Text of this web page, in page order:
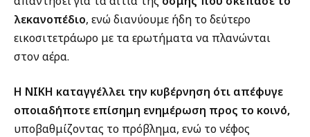
λεκανοπέδιο, ενώ διανύουμε ήδη το δεύτερο
εικοσιτετράωρο με τα ερωτήματα να πλανώνται
στον αέρα.
Η ΝΙΚΗ καταγγέλλει την κυβέρνηση ότι απέφυγε
οποιαδήποτε επίσημη ενημέρωση προς το κοινό,
υποβαθμίζοντας το πρόβλημα, ενώ το νέφος